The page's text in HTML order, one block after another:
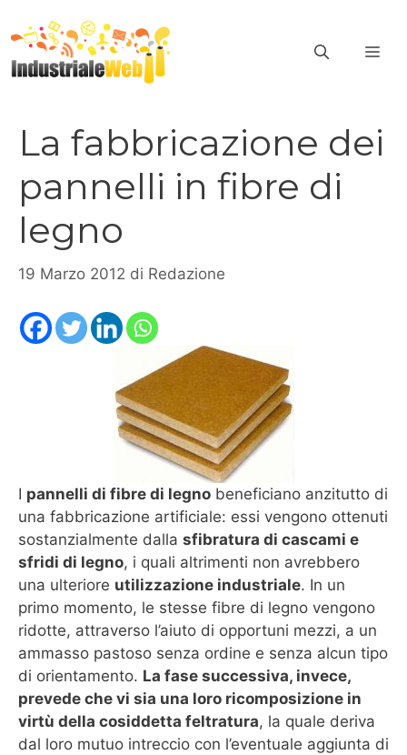
al
contenuto
La fabbricazione dei
pannelli in fibre di
legno
19 Marzo 2012 di Redazione
I pannelli di fibre di legno beneficiano anzitutto di
una fabbricazione artificiale: essi vengono ottenuti
sostanzialmente dalla sfibratura di cascami e
sfridi di legno, i quali altrimenti non avrebbero
una ulteriore utilizzazione industriale. In un
primo momento, le stesse fibre di legno vengono
ridotte, attraverso l’aiuto di opportuni mezzi, a un
ammasso pastoso senza ordine e senza alcun tipo
di orientamento. La fase successiva, invece,
prevede che vi sia una loro ricomposizione in
virtù della cosiddetta feltratura, la quale deriva
dal loro mutuo intreccio con l’eventuale aggiunta di